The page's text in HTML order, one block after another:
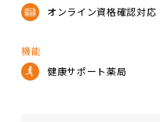
オンライン資格確認対応
機能
健康サポート薬局